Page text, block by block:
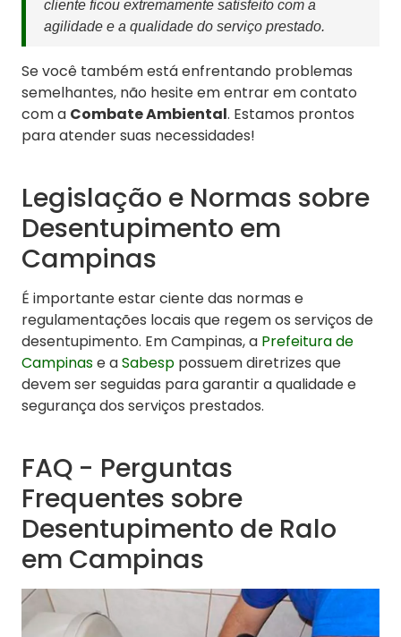
cliente ficou extremamente satisfeito com a
agilidade e a qualidade do serviço prestado.
Se você também está enfrentando problemas
semelhantes, não hesite em entrar em contato
com a Combate Ambiental. Estamos prontos
para atender suas necessidades!
Legislação e Normas sobre
Desentupimento em
Campinas
É importante estar ciente das normas e
regulamentações locais que regem os serviços de
desentupimento. Em Campinas, a Prefeitura de
Campinase aSabesp possuem diretrizes que
devem ser seguidas para garantir a qualidade e
segurança dos serviços prestados.
FAQ - Perguntas
Frequentes sobre
Desentupimento de Ralo
em Campinas